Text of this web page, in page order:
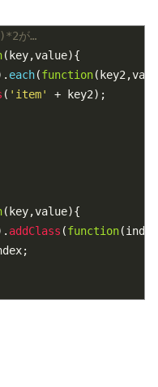
が…
( key,value){
. each(function( key2 ,
( 'item' + key2) ;
( key,value){
. addClass (function(index
;